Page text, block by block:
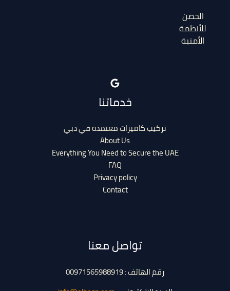
الحصن
للأنظمة
الأمنية
خدماتنا
تركيب كاميرات معتمدة في دبي
About Us
Everything You Need to Secure the UAE
FAQ
Privacy policy
Contact
تواصل معنا
رقم الهاتف : 00971565988919